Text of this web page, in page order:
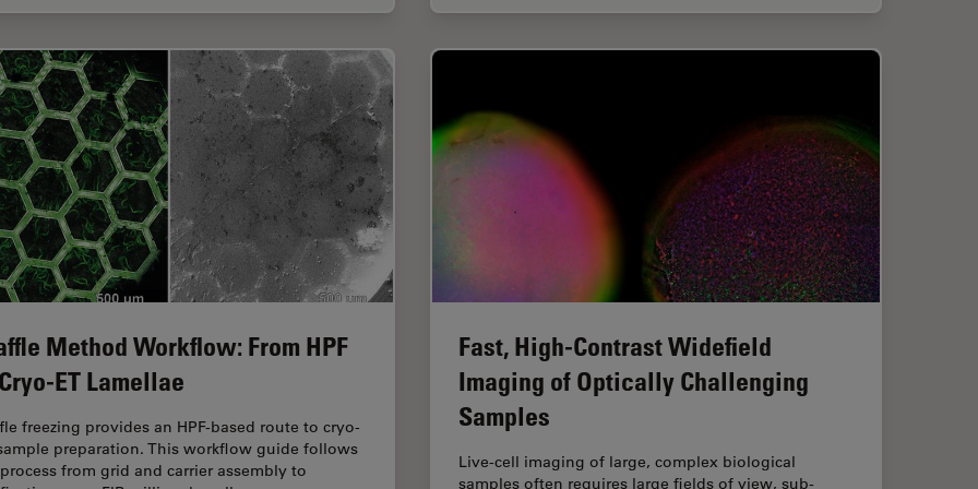
Method Workflow: From HPF
ET Lamellae
freezing provides an HPF-based route to cryo-
preparation. This workflow guide follows
from grid and carrier assembly to
Fast, High-Contrast Widefield
Imaging of Optically Challenging
Samples
Live‑cell imaging of large, complex biological
samples often requires large fields of view, sub-